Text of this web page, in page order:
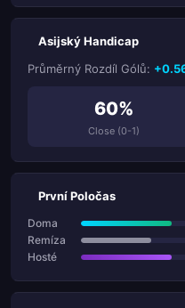
Asijský Handicap
Průměrný Rozdíl Gólů:
60%
Close (0-1)
První Poločas
Doma
Remíza
Hosté